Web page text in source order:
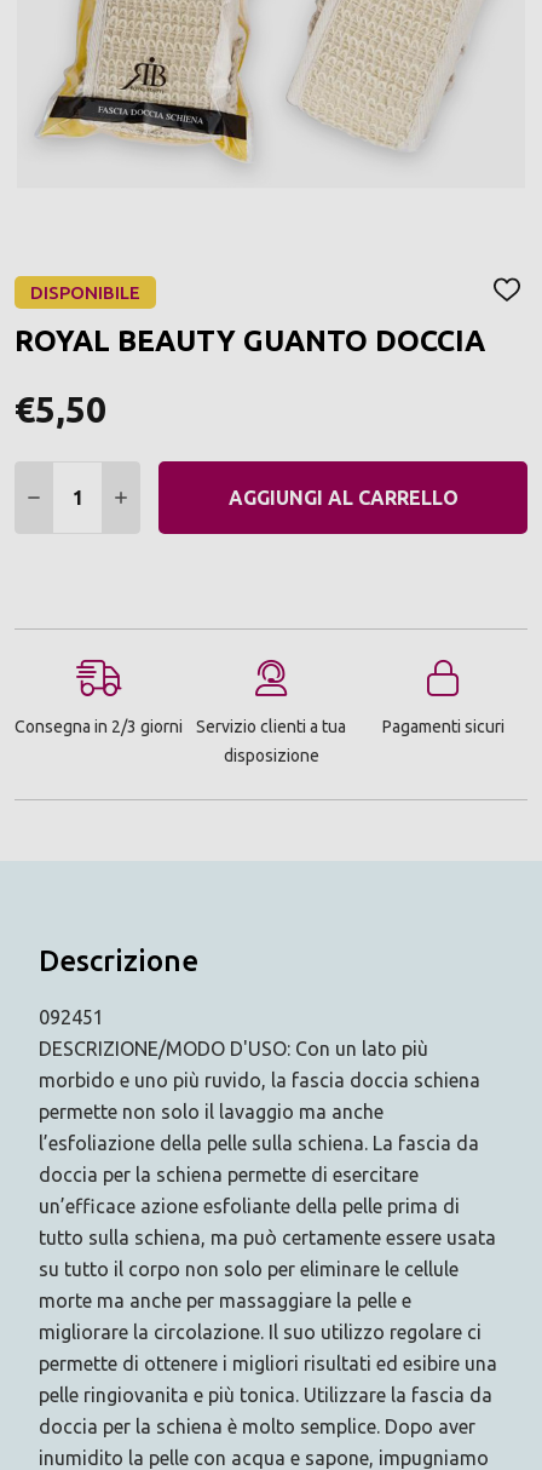
DISPONIBILE
ROYAL BEAUTY GUANTO DOCCIA
€5,50
DIMINUIRE QUANTITÀ:
AUMENTARE QUANTITÀ:
AGGIUNGI AL CARRELLO
Consegna in 2/3 giorni
Servizio clienti a tua
disposizione
Pagamenti sicuri
Descrizione
092451
DESCRIZIONE/MODO D'USO: Con un lato più
morbido e uno più ruvido, la fascia doccia schiena
permette non solo il lavaggio ma anche
l’esfoliazione della pelle sulla schiena. La fascia da
doccia per la schiena permette di esercitare
un’efficace azione esfoliante della pelle prima di
tutto sulla schiena, ma può certamente essere usata
su tutto il corpo non solo per eliminare le cellule
morte ma anche per massaggiare la pelle e
migliorare la circolazione. Il suo utilizzo regolare ci
permette di ottenere i migliori risultati ed esibire una
pelle ringiovanita e più tonica. Utilizzare la fascia da
doccia per la schiena è molto semplice. Dopo aver
inumidito la pelle con acqua e sapone, impugniamo